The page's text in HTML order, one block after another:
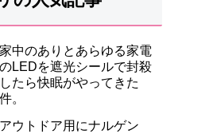
家中のありとあらゆる家電
のLEDを遮光シールで封殺
したら快眠がやってきた
件。
アウトドア用にナルゲン